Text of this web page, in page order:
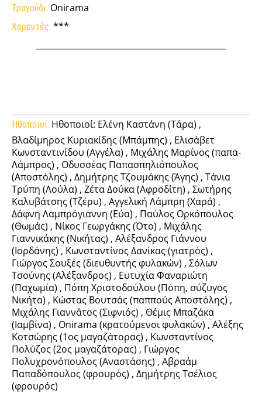
Τραγούδι: Onirama
Χορευτές: ***
Ηθοποιοί: Ηθοποιοί: Ελένη Καστάνη (Τάρα) ,
Βλαδίμηρος Κυριακίδης (Μπάμπης) , Ελισάβετ
Κωνσταντινίδου (Αγγέλα) , Μιχάλης Μαρίνος (παπα-
Λάμπρος) , Οδυσσέας Παπασπηλιόπουλος
(Αποστόλης) , Δημήτρης Τζουμάκης (Άγης) , Τάνια
Τρύπη (Λούλα) , Ζέτα Δούκα (Αφροδίτη) , Σωτήρης
Καλυβάτσης (Τζέρυ) , Αγγελική Λάμπρη (Χαρά) ,
Δάφνη Λαμπρόγιαννη (Εύα) , Παύλος Ορκόπουλος
(Θωμάς) , Νίκος Γεωργάκης (Ότο) , Μιχάλης
Γιαννικάκης (Νικήτας) , Αλέξανδρος Γιάννου
(Ιορδάνης) , Κωνσταντίνος Δανίκας (γιατρός) ,
Γιώργος Σουξές (διευθυντής φυλακών) , Σόλων
Τσούνης (Αλέξανδρος) , Ευτυχία Φαναριώτη
(Παχωμία) , Πόπη Χριστοδούλου (Πόπη, σύζυγος
Νικήτα) , Κώστας Βουτσάς (παππούς Αποστόλης) ,
Μιχάλης Γιαννάτος (Σιφνιός) , Θέμις Μπαζάκα
(Ιαμβίνα) , Onirama (κρατούμενοι φυλακών) , Αλέξης
Κοτσώρης (1ος μαγαζάτορας) , Κωνσταντίνος
Πολύζος (2ος μαγαζάτορας) , Γιώργος
Πολυχρονόπουλος (Αναστάσης) , Αβραάμ
Παπαδόπουλος (φρουρός) , Δημήτρης Τσέλιος
(φρουρός)